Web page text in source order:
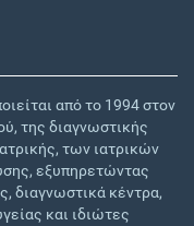
από το 1994 στον
της διαγνωστικής
των ιατρικών
εξυπηρετώντας
διαγνωστικά κέντρα,
και ιδιώτες